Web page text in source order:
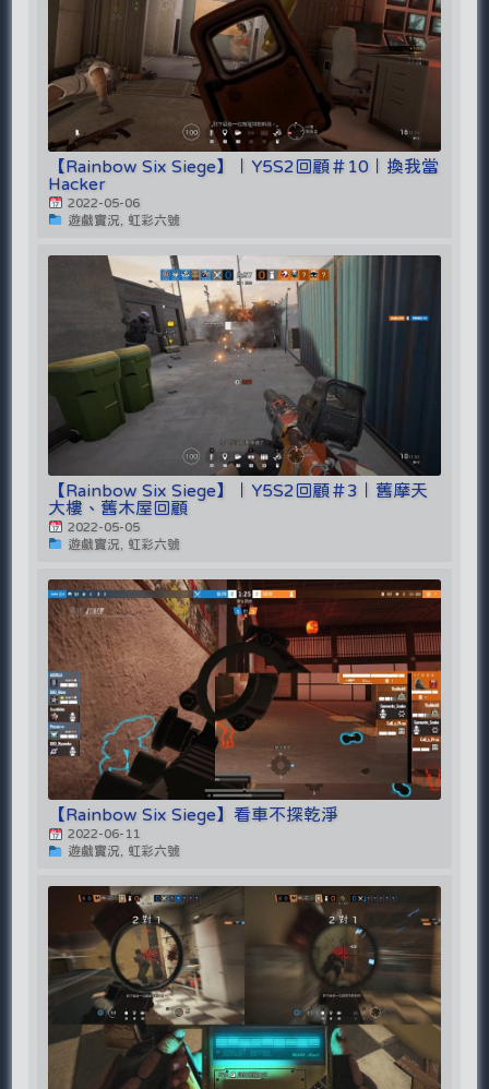
【Rainbow Six Siege】｜Y5S2回顧＃10｜換我當
Hacker
2022-05-06
遊戲實況, 虹彩六號
【Rainbow Six Siege】｜Y5S2回顧＃3｜舊摩天
大樓、舊木屋回顧
2022-05-05
遊戲實況, 虹彩六號
【Rainbow Six Siege】看車不探乾淨
2022-06-11
遊戲實況, 虹彩六號